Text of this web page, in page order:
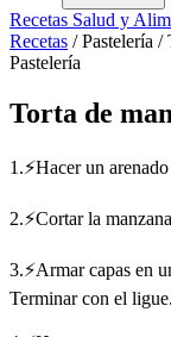
Recetas Salud y
Recetas / Pastelería /
Pastelería
Torta de
1.⚡Hacer un
2.⚡Cortar la
3.⚡Armar capas en
Terminar con el ligue.